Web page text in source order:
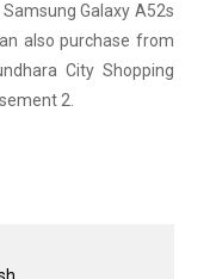
Galaxy A52s
also purchase from
City Shopping
2.